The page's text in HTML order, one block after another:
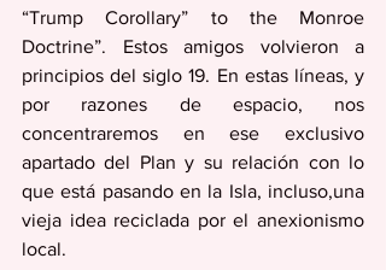
“Trump Corollary” to the Monroe
Doctrine”. Estos amigos volvieron a
principios del siglo 19. En estas líneas, y
por razones de espacio, nos
concentraremos en ese exclusivo
apartado del Plan y su relación con lo
que está pasando en la Isla, incluso,una
vieja idea reciclada por el anexionismo
local.